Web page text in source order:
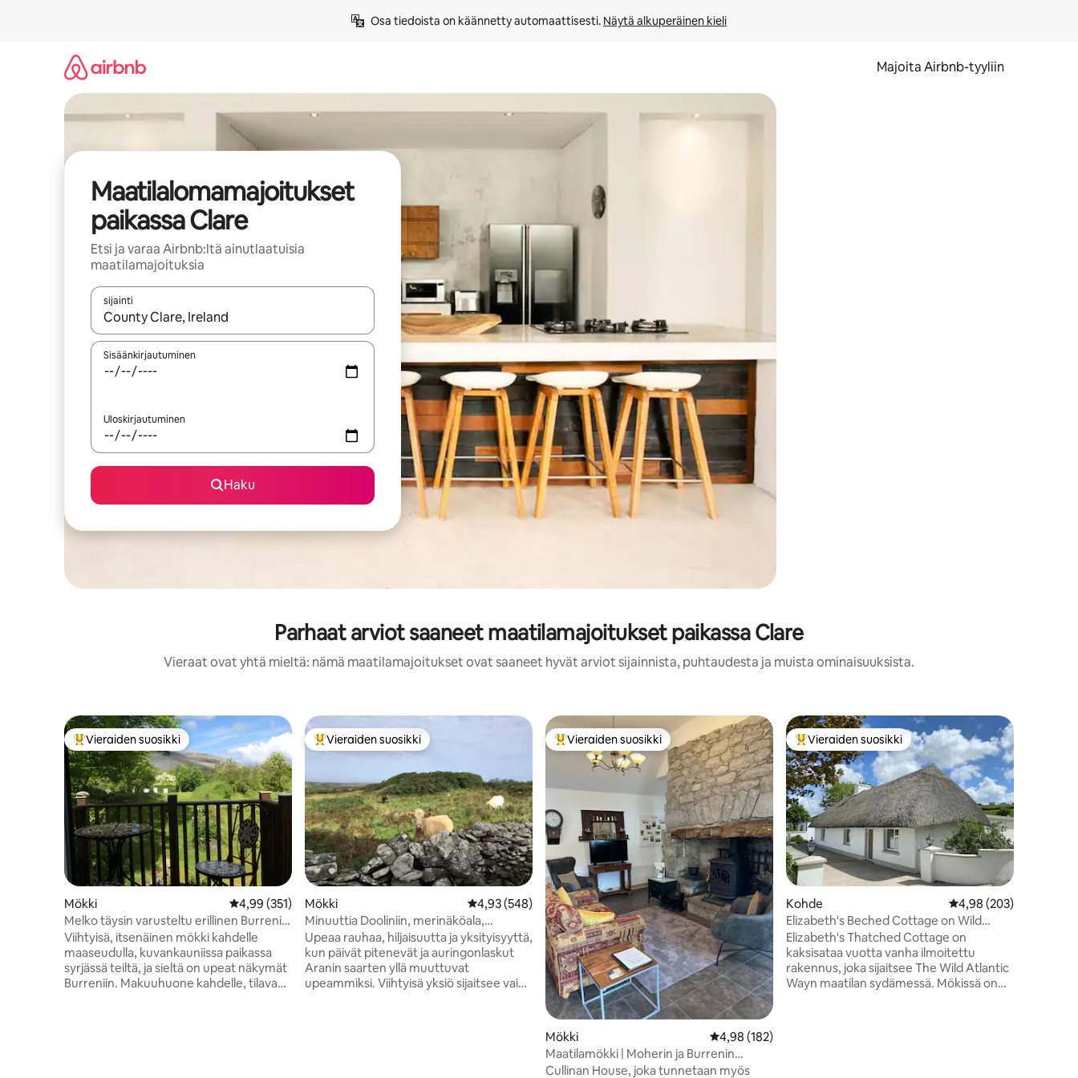
Osa tiedoista on käännetty automaattisesti. Näytä alkuperäinen kieli
Majoita Airbnb-tyyliin
Maatilalomamajoitukset
paikassa Clare
Etsi ja varaa Airbnb:ltä ainutlaatuisia
maatilamajoituksia
sijainti
Kun tulokset ovat saatavilla, navigoi ylös- ja alas-nuolinäppäimillä tai tutustu koskettamalla tai pyyhkäisemällä.
Sisäänkirjautuminen
Uloskirjautuminen
Haku
Parhaat arviot saaneet maatilamajoitukset paikassa Clare
Vieraat ovat yhtä mieltä: nämä maatilamajoitukset ovat saaneet hyvät arviot sijainnista, puhtaudesta ja muista ominaisuuksista.
Vieraiden suosikkien parhaimmistoa
Vieraiden suosikki
Mökki Keskimääräinen arvio 4,99/5, 351 arvostelua
4,99 (351)
Melko täysin varusteltu erillinen Burrenin
piilopaikka
Viihtyisä, itsenäinen mökki kahdelle
maaseudulla, kuvankauniissa paikassa
syrjässä teiltä, ja sieltä on upeat näkymät
Burreniin. Makuuhuone kahdelle, tilava
Vieraiden suosikkien parhaimmistoa
Vieraiden suosikki
Mökki Keskimääräinen arvio 4,93/5, 548 arvostelua
4,93 (548)
Minuuttia Dooliniin, merinäköala,
täydellinen yksityisyys.
Upeaa rauhaa, hiljaisuutta ja yksityisyyttä,
kun päivät pitenevät ja auringonlaskut
Aranin saarten yllä muuttuvat
upeammiksi. Viihtyisä yksiö sijaitsee vain
Vieraiden suosikkien parhaimmistoa
Vieraiden suosikki
Mökki Keskimääräinen arvio 4,98/5, 182 arvostelua
4,98 (182)
Maatilamökki | Moherin ja Burrenin
kallioalueet
Cullinan House, joka tunnetaan myös
Vieraiden suosikkien parhaimmistoa
Vieraiden suosikki
Kohde Keskimääräinen arvio
4,98 (203)
Elizabeth's Beched Cottage on Wild
Atlantic Way
Elizabeth's Thatched Cottage on
kaksisataa vuotta vanha ilmoitettu
rakennus, joka sijaitsee The Wild Atlantic
Wayn maatilan sydämessä. Mökissä on